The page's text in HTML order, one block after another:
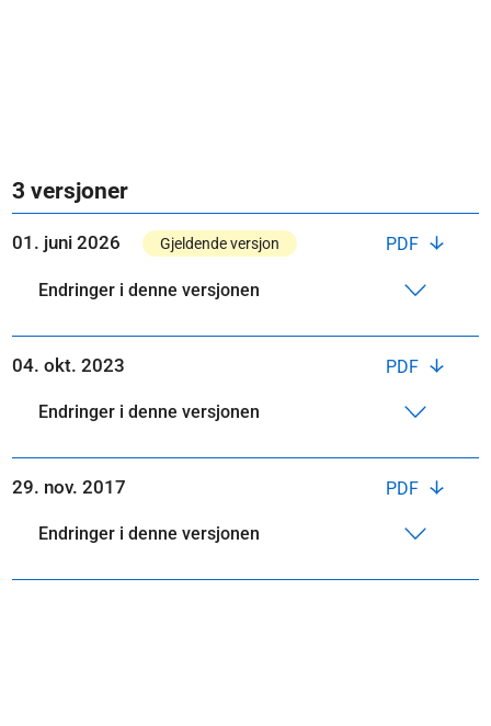
3 versjoner
PDF
01. juni 2026 Gjeldende versjon
Endringer i denne versjonen
PDF
04. okt. 2023
Endringer i denne versjonen
PDF
29. nov. 2017
Endringer i denne versjonen